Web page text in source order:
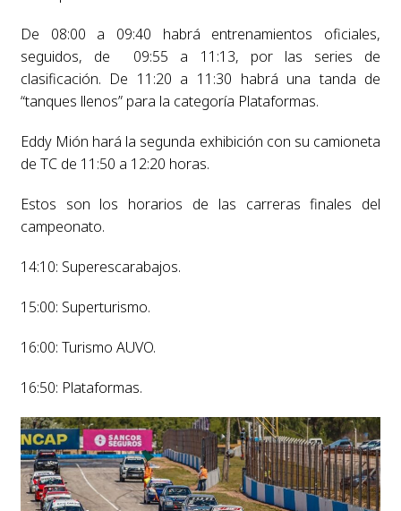
De 08:00 a 09:40 habrá entrenamientos oficiales,
seguidos, de 09:55 a 11:13, por las series de
clasificación. De 11:20 a 11:30 habrá una tanda de
“tanques llenos” para la categoría Plataformas.
Eddy Mión hará la segunda exhibición con su camioneta
de TC de 11:50 a 12:20 horas.
Estos son los horarios de las carreras finales del
campeonato.
14:10: Superescarabajos.
15:00: Superturismo.
16:00: Turismo AUVO.
16:50: Plataformas.